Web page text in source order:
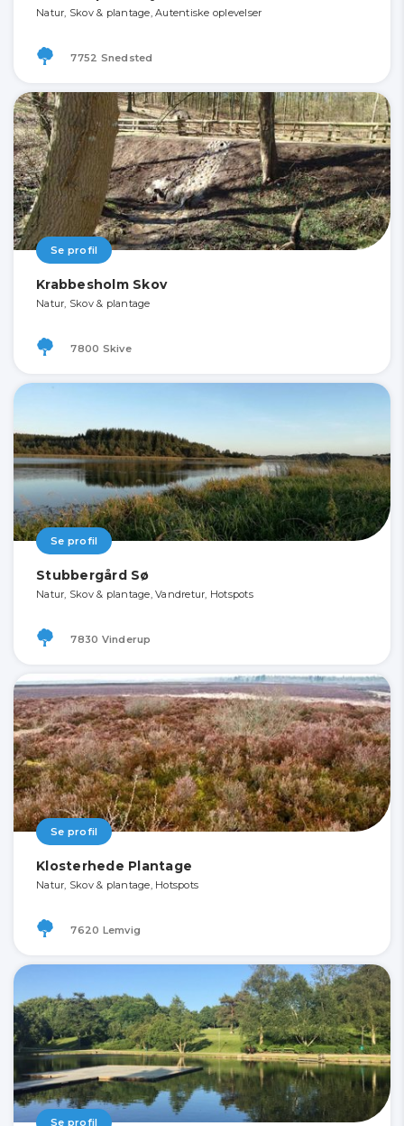
Natur, Skov & plantage, Autentiske oplevelser
7752 Snedsted
Se profil
Krabbesholm Skov
Natur, Skov & plantage
7800 Skive
Se profil
Stubbergård Sø
Natur, Skov & plantage, Vandretur, Hotspots
7830 Vinderup
Se profil
Klosterhede Plantage
Natur, Skov & plantage, Hotspots
7620 Lemvig
Se profil